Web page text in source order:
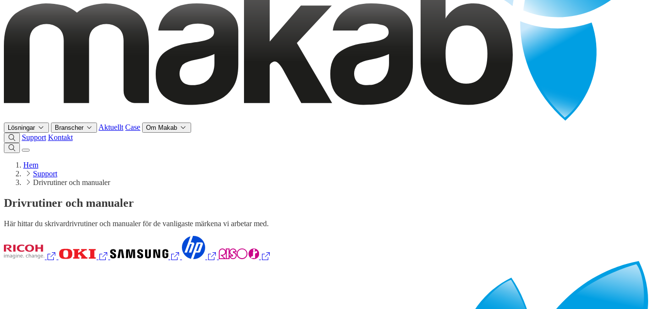
Lösningar Branscher Aktuellt Case Om Makab
Support Kontakt
Hem
Support
Drivrutiner och manualer
Drivrutiner och manualer
Här hittar du skrivardrivrutiner och manualer för de vanligaste märkena vi arbetar med.